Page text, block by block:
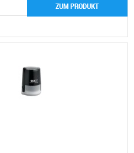
ZUM PRODUKT